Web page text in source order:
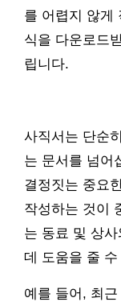
를 어렵지 않게
식을 다운로드
립니다.
사직서는 단순
는 문서를 넘어
결정짓는 중요
작성하는 것이
는 동료 및 상
데 도움을 줄
예를 들어, 최